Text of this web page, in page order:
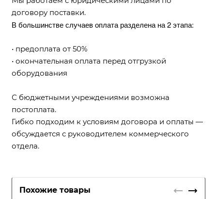
договору поставки.
В большинстве случаев оплата разделена на 2 этапа:
• предоплата от 50%
• окончательная оплата перед отгрузкой
оборудования
С бюджетными учреждениями возможна
постоплата.
Гибко подходим к условиям договора и оплаты —
обсуждается с руководителем коммерческого
отдела.
Похожие товары